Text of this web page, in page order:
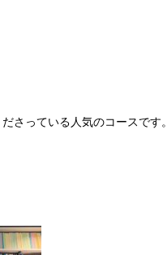
さっている人気のコースです。